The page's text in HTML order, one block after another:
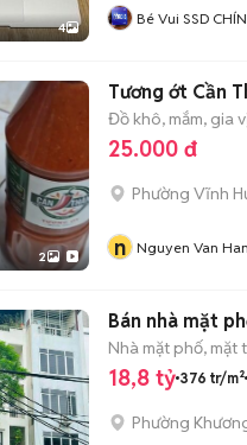
4 Bé Vui SSD
2
Tương ớt Cần
Đồ khô, mắm, gia
25.000 đ
Phường Vĩnh
n Nguyen Van
Bán nhà mặt
Nhà mặt phố, mặt
18,8 tỷ 376 tr/m²
Phường